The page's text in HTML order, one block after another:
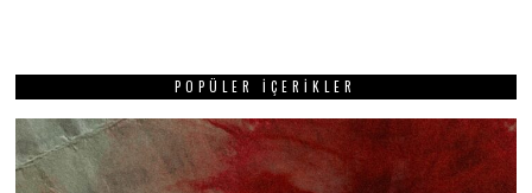
POPÜLER İÇERIKLER